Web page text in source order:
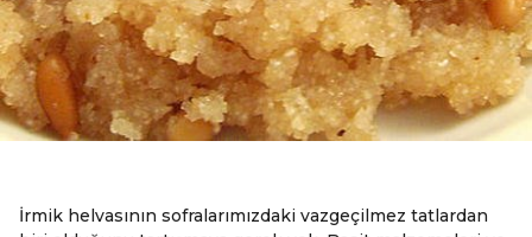
İrmik helvasının sofralarımızdaki vazgeçilmez tatlardan